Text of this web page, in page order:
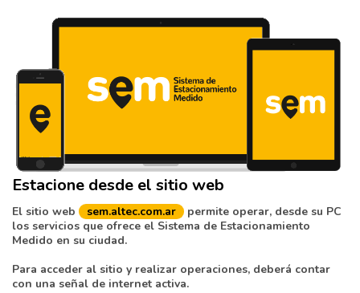
Estacione desde el sitio web
El sitio web sem.altec.com.ar
permite operar, desde su PC
los servicios que ofrece el Sistema de Estacionamiento
Medido en su ciudad.
Para acceder al sitio y realizar operaciones, deberá contar
con una señal de internet activa.